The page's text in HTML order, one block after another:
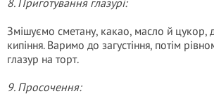
8. Приготування глазурі:
Змішуємо сметану, какао, масло й цукор,
кипіння. Варимо до загустіння, потім
глазур на торт.
9. Просочення: